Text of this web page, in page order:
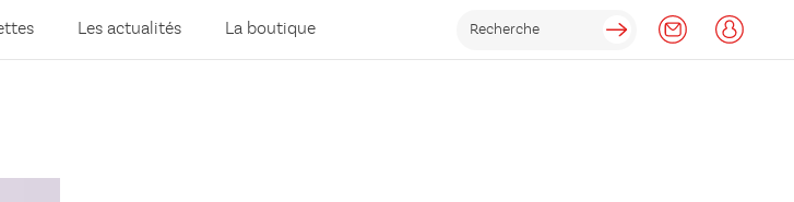
Les actualités La boutique